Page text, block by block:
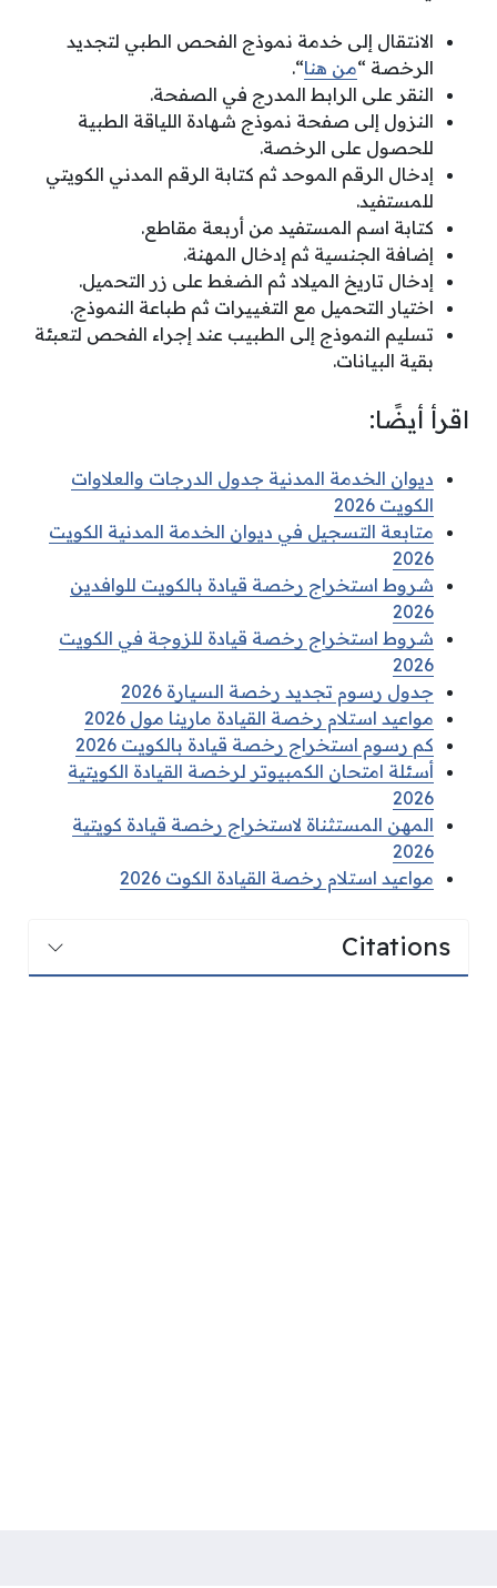
الانتقال إلى خدمة نموذج الفحص الطبي لتجديد
الرخصة “من هنا“.
النقر على الرابط المدرج في الصفحة.
النزول إلى صفحة نموذج شهادة اللياقة الطبية
للحصول على الرخصة.
إدخال الرقم الموحد ثم كتابة الرقم المدني الكويتي
للمستفيد.
كتابة اسم المستفيد من أربعة مقاطع.
إضافة الجنسية ثم إدخال المهنة.
إدخال تاريخ الميلاد ثم الضغط على زر التحميل.
اختيار التحميل مع التغييرات ثم طباعة النموذج.
تسليم النموذج إلى الطبيب عند إجراء الفحص لتعبئة
بقية البيانات.
اقرأ أيضًا:
ديوان الخدمة المدنية جدول الدرجات والعلاوات
الكويت 2026
متابعة التسجيل في ديوان الخدمة المدنية الكويت
2026
شروط استخراج رخصة قيادة بالكويت للوافدين
2026
شروط استخراج رخصة قيادة للزوجة في الكويت
2026
جدول رسوم تجديد رخصة السيارة 2026
مواعيد استلام رخصة القيادة مارينا مول 2026
كم رسوم استخراج رخصة قيادة بالكويت 2026
أسئلة امتحان الكمبيوتر لرخصة القيادة الكويتية
2026
المهن المستثناة لاستخراج رخصة قيادة كويتية
2026
مواعيد استلام رخصة القيادة الكوت 2026
Citations